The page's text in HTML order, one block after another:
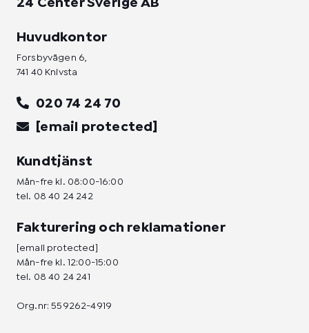
24 Center Sverige AB
Huvudkontor
Forsbyvägen 6,
741 40 Knivsta
020 74 24 70
[email protected]
Kundtjänst
Mån-fre kl. 08:00-16:00
tel. 08 40 24 242
Fakturering och reklamationer
[email protected]
Mån-fre kl. 12:00-15:00
tel. 08 40 24 241
Org.nr: 559262-4919